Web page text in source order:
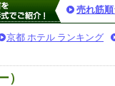
売れ筋
京都 ホテル ランキング